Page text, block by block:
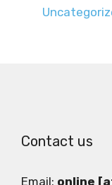
Contact us
Email: online